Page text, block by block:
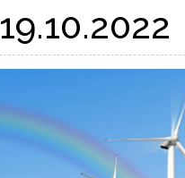
19.10.2022